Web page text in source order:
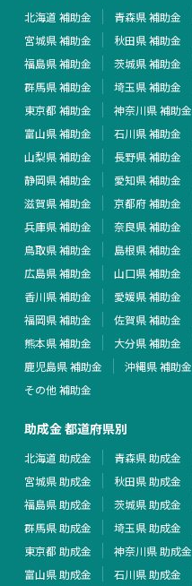
北海道 補助金 青森県 補助金
宮城県 補助金
秋田県 補助金
福島県 補助金
茨城県 補助金
群馬県 補助金
埼玉県 補助金
東京都 補助金
神奈川県 補助金
富山県 補助金
石川県 補助金
山梨県 補助金
長野県 補助金
静岡県 補助金
愛知県 補助金
滋賀県 補助金
京都府 補助金
兵庫県 補助金
奈良県 補助金
鳥取県 補助金
島根県 補助金
広島県 補助金
山口県 補助金
香川県 補助金
愛媛県 補助金
福岡県 補助金
佐賀県 補助金
熊本県 補助金
大分県 補助金
鹿児島県 補助金
沖縄県 補助金
その他 補助金
助成金 都道府県別
北海道 助成金 青森県 助成金
宮城県 助成金
秋田県 助成金
福島県 助成金
茨城県 助成金
群馬県 助成金
埼玉県 助成金
東京都 助成金
神奈川県 助成金
富山県 助成金
石川県 助成金